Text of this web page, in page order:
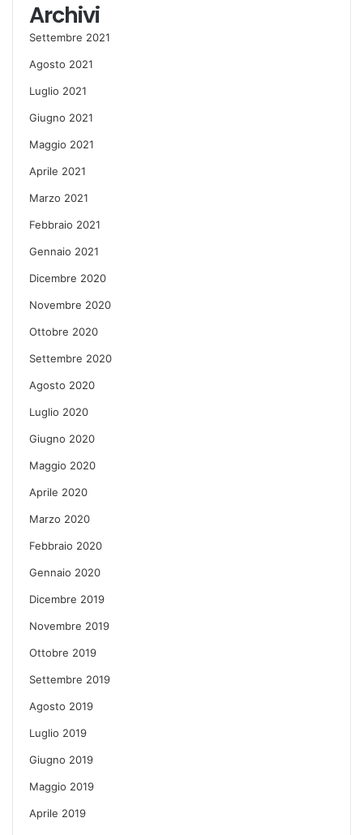
Archivi
Settembre 2021
Agosto 2021
Luglio 2021
Giugno 2021
Maggio 2021
Aprile 2021
Marzo 2021
Febbraio 2021
Gennaio 2021
Dicembre 2020
Novembre 2020
Ottobre 2020
Settembre 2020
Agosto 2020
Luglio 2020
Giugno 2020
Maggio 2020
Aprile 2020
Marzo 2020
Febbraio 2020
Gennaio 2020
Dicembre 2019
Novembre 2019
Ottobre 2019
Settembre 2019
Agosto 2019
Luglio 2019
Giugno 2019
Maggio 2019
Aprile 2019